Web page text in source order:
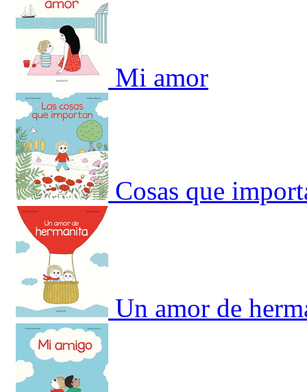
Mi amor
Cosas que
Un amor de